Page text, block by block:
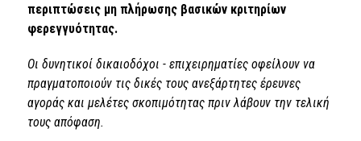
περιπτώσεις μη πλήρωσης βασικών κριτηρίων
φερεγγυότητας.
Οι δυνητικοί δικαιοδόχοι - επιχειρηματίες οφείλουν να
πραγματοποιούν τις δικές τους ανεξάρτητες έρευνες
αγοράς και μελέτες σκοπιμότητας πριν λάβουν την τελική
τους απόφαση.